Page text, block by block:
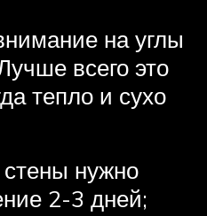
на углы
всего это
тепло и сухо
нужно
2-3 дней;